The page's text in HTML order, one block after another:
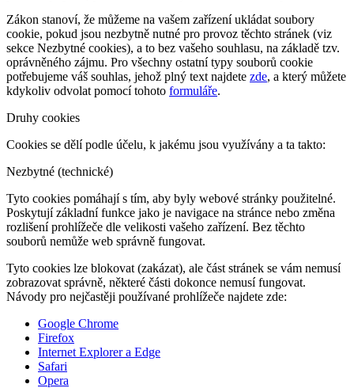
Zákon stanoví, že můžeme na vašem zařízení ukládat soubory
cookie, pokud jsou nezbytně nutné pro provoz těchto stránek (viz
sekce Nezbytné cookies), a to bez vašeho souhlasu, na základě tzv.
oprávněného zájmu. Pro všechny ostatní typy souborů cookie
potřebujeme váš souhlas, jehož plný text najdete zde, a který můžete
kdykoliv odvolat pomocí tohoto formuláře.
Druhy cookies
Cookies se dělí podle účelu, k jakému jsou využívány a ta takto:
Nezbytné (technické)
Tyto cookies pomáhají s tím, aby byly webové stránky použitelné.
Poskytují základní funkce jako je navigace na stránce nebo změna
rozlišení prohlížeče dle velikosti vašeho zařízení. Bez těchto
souborů nemůže web správně fungovat.
Tyto cookies lze blokovat (zakázat), ale část stránek se vám nemusí
zobrazovat správně, některé části dokonce nemusí fungovat.
Návody pro nejčastěji používané prohlížeče najdete zde:
Google Chrome
Firefox
Internet Explorer a Edge
Safari
Opera